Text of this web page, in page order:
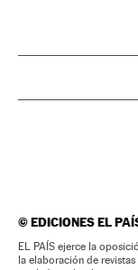
©EDICIONES EL
EL PAÍS ejerce la
la elaboración de